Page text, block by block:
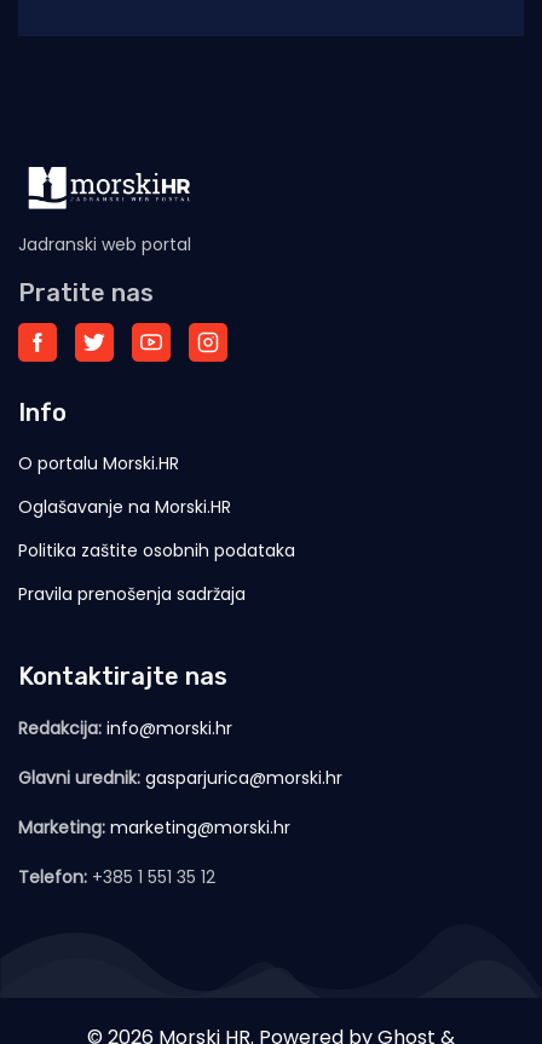
Jadranski web portal
Pratite nas
Info
O portalu Morski.HR
Oglašavanje na Morski.HR
Politika zaštite osobnih podataka
Pravila prenošenja sadržaja
Kontaktirajte nas
Redakcija: info@morski.hr
Glavni urednik: gasparjurica@morski.hr
Marketing: marketing@morski.hr
Telefon: +385 1 551 35 12
© 2026 Morski HR. Powered byGhost &